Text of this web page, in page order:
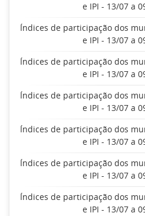
e IPI - 13/07 a
Índices de participação dos
e IPI - 13/07 a
Índices de participação dos
e IPI - 13/07 a
Índices de participação dos
e IPI - 13/07 a
Índices de participação dos
e IPI - 13/07 a
Índices de participação dos
e IPI - 13/07 a
Índices de participação dos
e IPI - 13/07 a